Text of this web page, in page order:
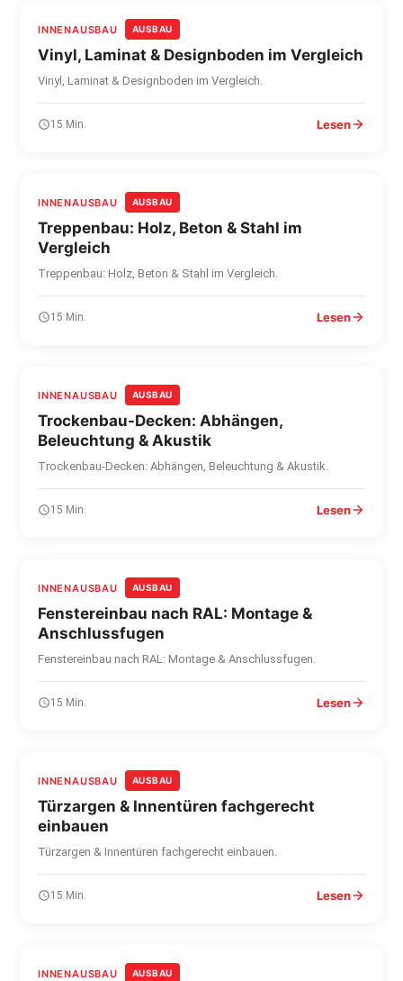
INNENAUSBAU AUSBAU
Vinyl, Laminat & Designboden im Vergleich
Vinyl, Laminat & Designboden im Vergleich.
15 Min. Lesen
INNENAUSBAU AUSBAU
Treppenbau: Holz, Beton & Stahl im
Vergleich
Treppenbau: Holz, Beton & Stahl im Vergleich.
15 Min. Lesen
INNENAUSBAU AUSBAU
Trockenbau-Decken: Abhängen,
Beleuchtung & Akustik
Trockenbau-Decken: Abhängen, Beleuchtung & Akustik.
15 Min. Lesen
INNENAUSBAU AUSBAU
Fenstereinbau nach RAL: Montage &
Anschlussfugen
Fenstereinbau nach RAL: Montage & Anschlussfugen.
15 Min. Lesen
INNENAUSBAU AUSBAU
Türzargen & Innentüren fachgerecht
einbauen
Türzargen & Innentüren fachgerecht einbauen.
15 Min. Lesen
INNENAUSBAU AUSBAU